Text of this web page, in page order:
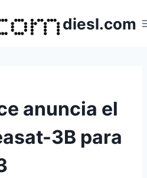
diesl.com
anuncia el
3B para